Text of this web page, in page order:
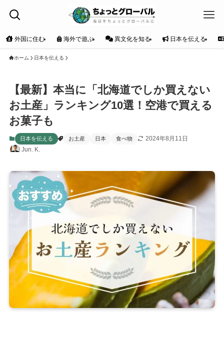
外国に住む 海外で遊ぶ 異文化を知る 日本を伝える
ホーム 日本を伝える
【最新】本当に「北海道でしか買えない
お土産」ランキング10選！空港で買える
お菓子も
日本を伝える お土産 日本 食べ物
2024年8月11日
Jun. K.